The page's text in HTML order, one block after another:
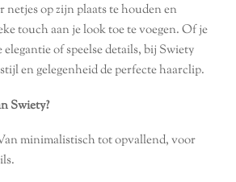
netjes op zijn plaats te houden en
touch aan je look toe te voegen. Of je
of speelse details, bij Swiety
en gelegenheid de perfecte haarclip.
Swiety?
minimalistisch tot opvallend, voor